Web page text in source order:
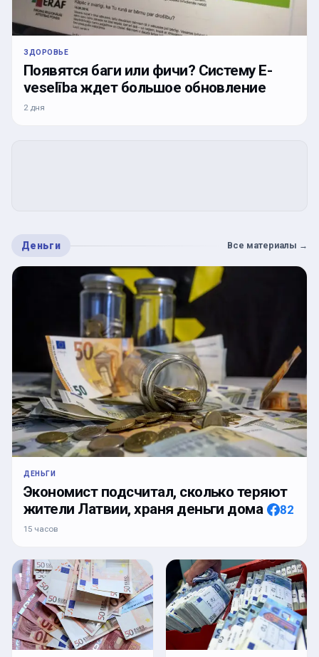
ЗДОРОВЬЕ
Появятся баги или фичи? Систему E-
veselība ждет большое обновление
2 дня
Деньги Все материалы →
ДЕНЬГИ
Экономист подсчитал, сколько теряют
жители Латвии, храня деньги дома
82
15 часов